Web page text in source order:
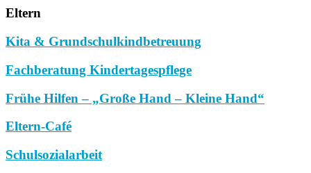
Eltern
Kita & Grundschulkindbetreuung
Fachberatung Kindertagespflege
Frühe Hilfen – „Große Hand – Kleine Hand“
Eltern-Café
Schulsozialarbeit